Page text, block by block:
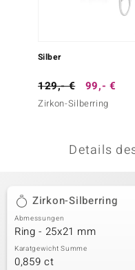
BY DE MELO
Silber
129,- € 99,- €
Zirkon-Silberring
Details
Zirkon-Silberring
Abmessungen
Ring - 25x21 mm
Karatgewicht Summe
0,859 ct